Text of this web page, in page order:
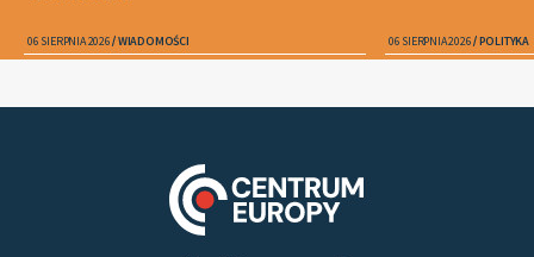
06 SIERPNIA 2026 WIADOMOŚCI 06 SIERPNIA 2026 POLITYKA